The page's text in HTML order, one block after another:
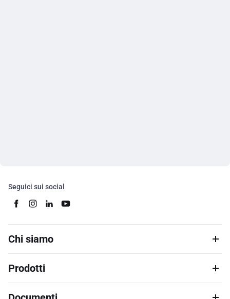
Seguici sui social
Chi siamo
Prodotti